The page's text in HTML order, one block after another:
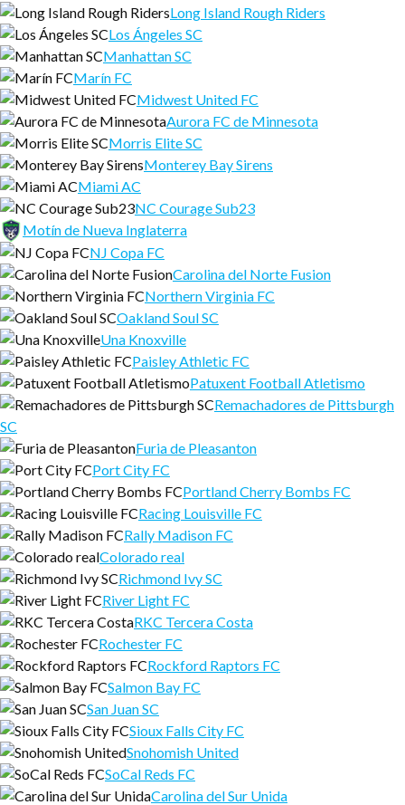
Long Island Rough Riders
Los Ángeles SC
Manhattan SC
Marín FC
Midwest United FC
Aurora FC de Minnesota
Morris Elite SC
Monterey Bay Sirens
Miami AC
NC Courage Sub23
Motín de Nueva Inglaterra
NJ Copa FC
Carolina del Norte Fusion
Northern Virginia FC
Oakland Soul SC
Una Knoxville
Paisley Athletic FC
Patuxent Football Atletismo
Remachadores de Pittsburgh
SC
Furia de Pleasanton
Port City FC
Portland Cherry Bombs FC
Racing Louisville FC
Rally Madison FC
Colorado real
Richmond Ivy SC
River Light FC
RKC Tercera Costa
Rochester FC
Rockford Raptors FC
Salmon Bay FC
San Juan SC
Sioux Falls City FC
Snohomish United
SoCal Reds FC
Carolina del Sur Unida